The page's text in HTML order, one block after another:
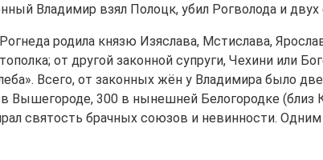
Владимир взял Полоцк, убил Рогволода и двух
родила князю Изяслава, Мстислава,
от другой законной супруги, Чехини или
Всего, от законных жён у Владимира было
Вышегороде, 300 в нынешней Белогородке (близ
святость брачных союзов и невинности.